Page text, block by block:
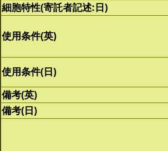
細胞特性(寄託者記述:日)
使用条件(英)
使用条件(日)
備考(英)
備考(日)